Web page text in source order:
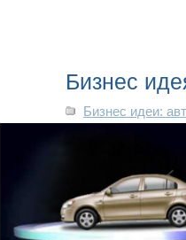
Бизнес
Бизнес идеи: